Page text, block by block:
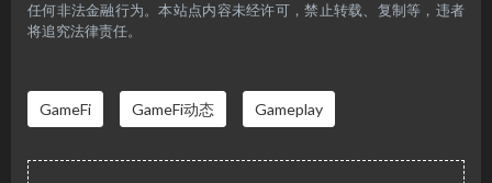
任何非法金融行为。本站点内容未经许可，禁止转载、复制等，违者
将追究法律责任。
GameFi GameFi动态 Gameplay